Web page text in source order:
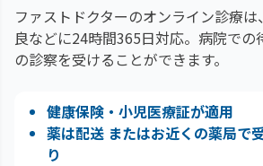
ファストドクターのオンライン診療
良などに24時間365日対応。 病院での
の診察を受けることができます。
健康保険・小児医療証が適用
薬は配送 またはお近くの薬局で
り